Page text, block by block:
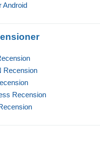
Android
Recension
Recension